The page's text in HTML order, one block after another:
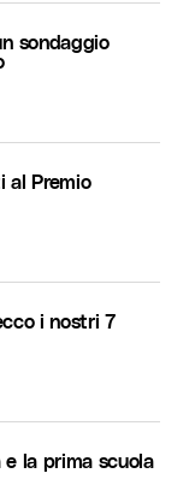
sondaggio
al Premio
i nostri 7
la prima scuola